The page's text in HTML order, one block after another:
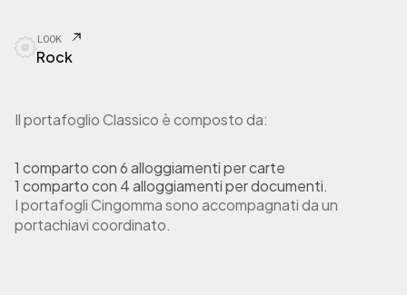
a
f
l
C
a
m
e
LOOK
Rock
Il portafoglio Classico è composto da:
1 comparto con 6 alloggiamenti per carte
1 comparto con 4 alloggiamenti per documenti.
I portafogli Cingomma sono accompagnati da un
portachiavi coordinato.